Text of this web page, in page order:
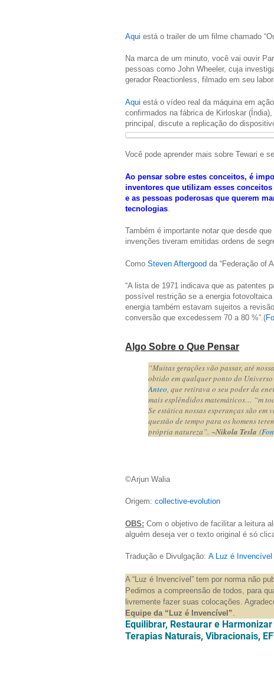
Aqui está o trailer de um filme chamado
Na marca de um minuto, você vai ouvir
pessoas como John Wheeler, cuja
gerador Reactionless, filmado em seu
Aqui está o vídeo real da máquina em
confirmados na fábrica de Kirloskar
principal, discute a replicação do
Você pode aprender mais sobre Tewari e
Ao pensar sobre estes conceitos, é
inventores que utilizam esses
e as pessoas poderosas que querem
tecnologias
Também é importante notar que desde
invenções tiveram emitidas ordens de
Como Steven Aftergood da “Federação of
“A lista de 1971 indicava que as patentes
possível restrição se a energia
energia também estavam sujeitos a
conversão que excedessem 70 a 80 %”.(
Algo Sobre o Que Pensar
“Muitas gerações vão passar, até
obtido em qualquer ponto do
Anteo, que retirava o seu poder da
mais esplêndidos matemáticos… “m
Se estática nossas esperanças são em
questão de tempo para os homens
própria natureza”. ~Nikola Tesla (
©Arjun Walia
Origem: collective-evolution
OBS: Com o objetivo de facilitar a leitura
alguém deseja ver o texto original é só
Tradução e Divulgação: A Luz é
A “Luz é Invencível” tem por norma não
Pedimos a compreensão de todos, para
livremente fazer suas colocações.
Equipe da “Luz é Invencível”
Equilibrar, Restaurar e
Terapias Naturais, Vibracionais,